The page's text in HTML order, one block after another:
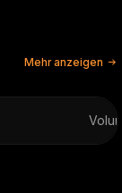
Mehr anzeigen